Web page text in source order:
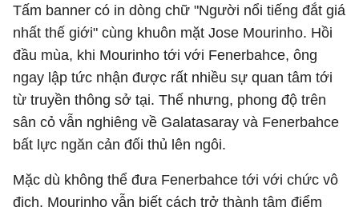
Tấm banner có in dòng chữ "Người nổi tiếng đắt giá
nhất thế giới" cùng khuôn mặt Jose Mourinho. Hồi
đầu mùa, khi Mourinho tới với Fenerbahce, ông
ngay lập tức nhận được rất nhiều sự quan tâm tới
từ truyền thông sở tại. Thế nhưng, phong độ trên
sân cỏ vẫn nghiêng về Galatasaray và Fenerbahce
bất lực ngăn cản đối thủ lên ngôi.
Mặc dù không thể đưa Fenerbahce tới với chức vô
địch, Mourinho vẫn biết cách trở thành tâm điểm